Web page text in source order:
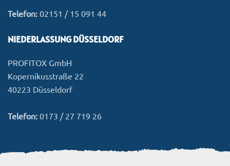
Telefon: 02151 / 15 091 44
NIEDERLASSUNG DÜSSELDORF
PROFITOX GmbH
Kopernikusstraße 22
40223 Düsseldorf
Telefon: 0173 / 27 719 26